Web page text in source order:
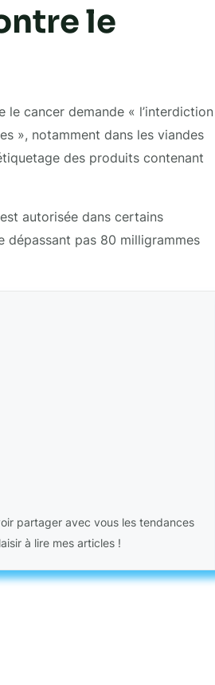
le
cancer demande « l’interdiction
», notamment dans les viandes
des produits contenant
autorisée dans certains
dépassant pas 80 milligrammes
partager avec vous les tendances
à lire mes articles !